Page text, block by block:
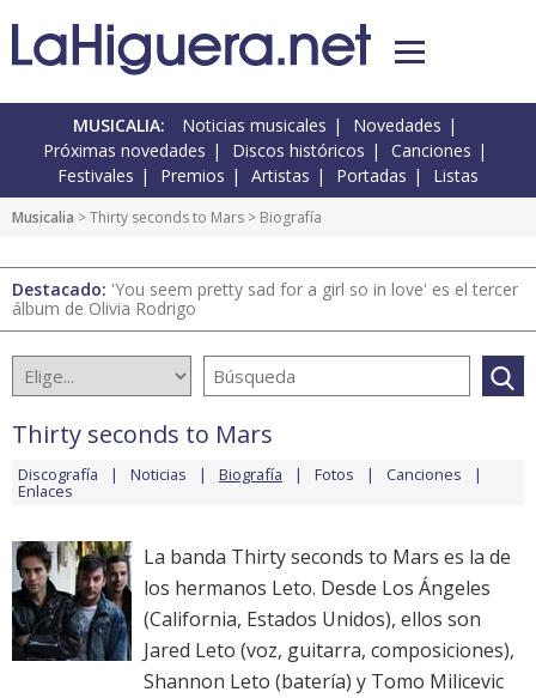
MUSICALIA: Noticias musicales
Novedades
Próximas novedades
Discos históricos
Canciones
Festivales
Premios Artistas Portadas Listas
Musicalia >Thirty seconds to Mars > Biografía
Destacado: 'You seem pretty sad for a girl so in love' es el tercer
álbum de Olivia Rodrigo
Thirty seconds to Mars
Discografía Noticias Biografía Fotos Canciones
Enlaces
La banda Thirty seconds to Mars es la de
los hermanos Leto. Desde Los Ángeles
(California, Estados Unidos), ellos son
Jared Leto (voz, guitarra, composiciones),
Shannon Leto (batería) y Tomo Milicevic